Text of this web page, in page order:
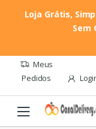
navegação
conteúdo
Meus
Pedidos
Loja Grátis,
Sem